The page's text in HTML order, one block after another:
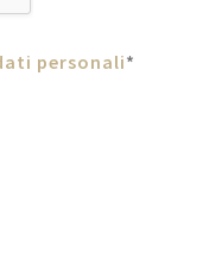
personali*